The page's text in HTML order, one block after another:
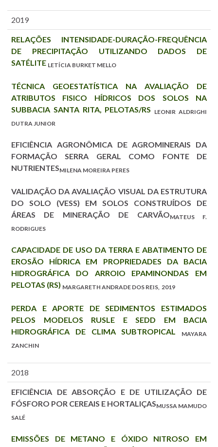
2019
RELAÇÕES INTENSIDADE-DURAÇÃO-FREQUÊNCIA
DE PRECIPITAÇÃO UTILIZANDO DADOS DE
SATÉLITE LETÍCIA BURKET MELLO
TÉCNICA GEOESTATÍSTICA NA AVALIAÇÃO DE
ATRIBUTOS FISICO HÍDRICOS DOS SOLOS NA
SUBBACIA SANTA RITA, PELOTAS/RS LEONIR ALDRIGHI
DUTRA JUNIOR
EFICIÊNCIA AGRONÔMICA DE AGROMINERAIS DA
FORMAÇÃO SERRA GERAL COMO FONTE DE
NUTRIENTESMILENA MOREIRA PERES
VALIDAÇÃO DA AVALIAÇÃO VISUAL DA ESTRUTURA
DO SOLO (VESS) EM SOLOS CONSTRUÍDOS DE
ÁREAS DE MINERAÇÃO DE CARVÃOMATEUS F.
RODRIGUES
CAPACIDADE DE USO DA TERRA E ABATIMENTO DE
EROSÃO HÍDRICA EM PROPRIEDADES DA BACIA
HIDROGRÁFICA DO ARROIO EPAMINONDAS EM
PELOTAS (RS) MARGARETH ANDRADE DOS REIS, 2019
PERDA E APORTE DE SEDIMENTOS ESTIMADOS
PELOS MODELOS RUSLE E SEDD EM BACIA
HIDROGRÁFICA DE CLIMA SUBTROPICAL
MAYARA
ZANCHIN
2018
EFICIÊNCIA DE ABSORÇÃO E DE UTILIZAÇÃO DE
FÓSFORO POR CEREAIS E HORTALIÇASMUSSA MAMUDO
SALÉ
EMISSÕES DE METANO E ÓXIDO NITROSO EM